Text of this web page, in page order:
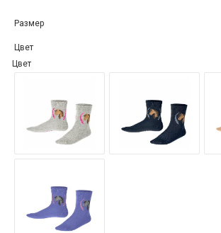
Размер
Цвет
Цвет